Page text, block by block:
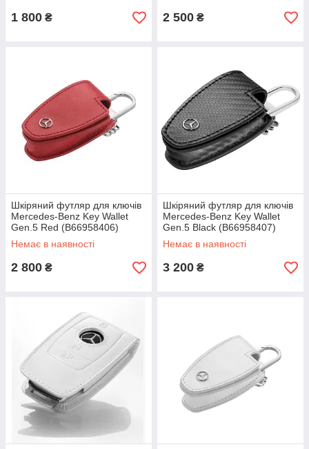
1 800 ₴ 2 500 ₴
Шкіряний футляр для ключів
Mercedes-Benz Key Wallet
Gen.5 Red (B66958406)
Немає в наявності
2 800 ₴
Шкіряний футляр для ключів
Mercedes-Benz Key Wallet
Gen.5 Black (B66958407)
Немає в наявності
3 200 ₴